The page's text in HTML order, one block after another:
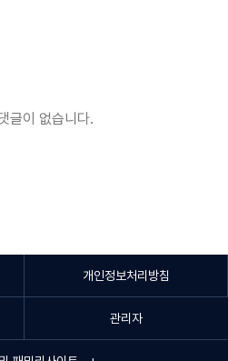
글이 없습니다.
개인정보처리방침
관리자